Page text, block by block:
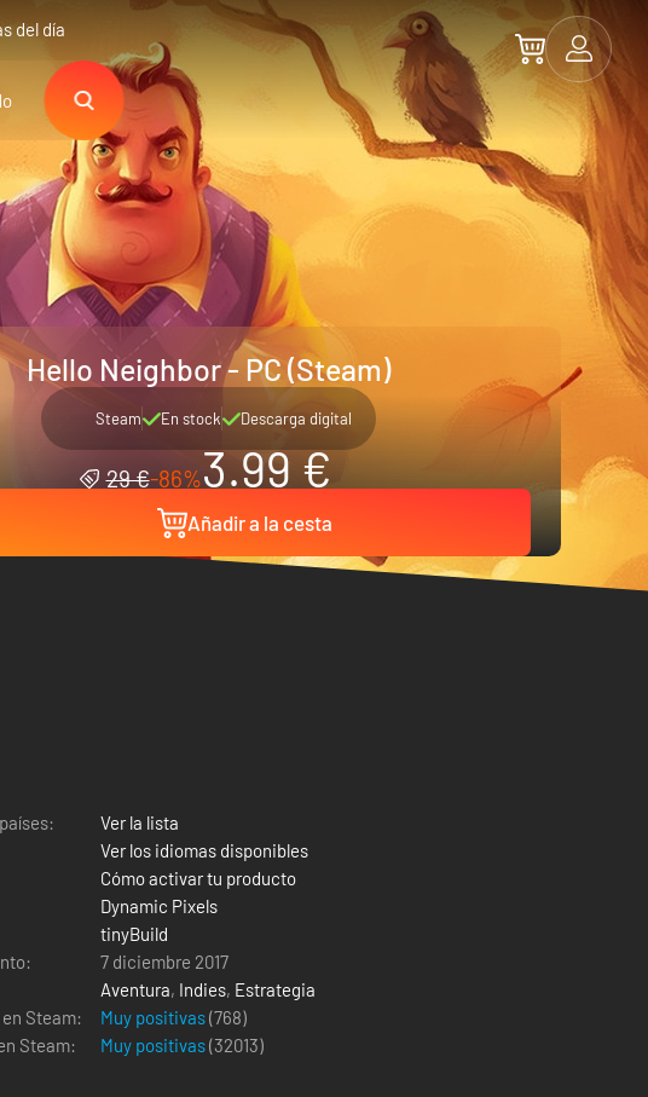
del día
Hello Neighbor - PC (Steam)
Steam En stock Descarga digital
29 €-86%3.99 €
Añadir a la cesta
Ver la lista
Ver los idiomas disponibles
Cómo activar tu producto
Dynamic Pixels
tinyBuild
7 diciembre 2017
Aventura, Indies, Estrategia
Steam:
Muy positivas(768)
Steam:
Muy positivas(32013)